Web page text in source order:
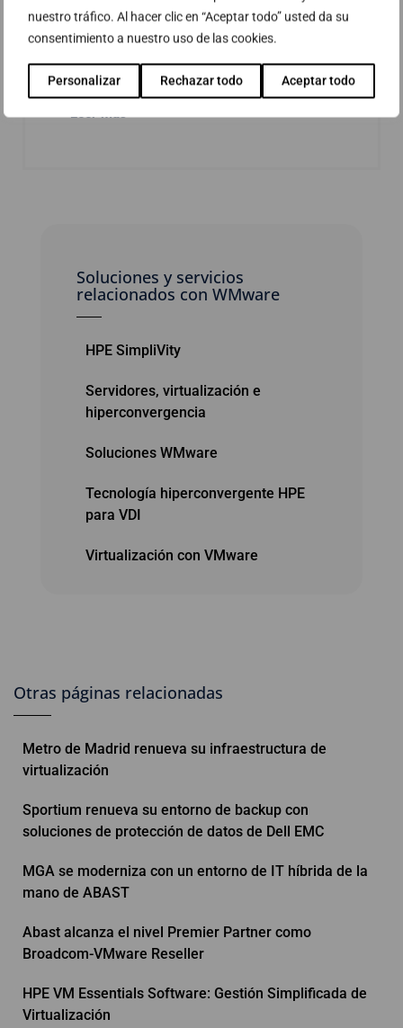
nuestro tráfico. Al hacer clic en “Aceptar todo” usted da su
consentimiento a nuestro uso de las cookies.
Personalizar Rechazar todo Aceptar todo
Virtualización de SQL Server
Virtualización de Oracle
Leer más
Soluciones y servicios
relacionados con WMware
HPE SimpliVity
Servidores, virtualización e
hiperconvergencia
Soluciones WMware
Tecnología hiperconvergente HPE
para VDI
Virtualización con VMware
Otras páginas relacionadas
Metro de Madrid renueva su infraestructura de
virtualización
Sportium renueva su entorno de backup con
soluciones de protección de datos de Dell EMC
MGA se moderniza con un entorno de IT híbrida de la
mano de ABAST
Abast alcanza el nivel Premier Partner como
Broadcom-VMware Reseller
HPE VM Essentials Software: Gestión Simplificada de
Virtualización